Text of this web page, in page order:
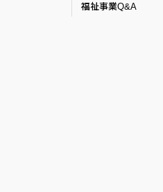
福祉事業Q&A